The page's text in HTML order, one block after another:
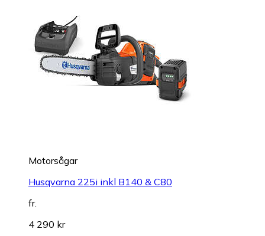
Motorsågar
Husqvarna 225i inkl B140 & C80
fr.
4 290 kr